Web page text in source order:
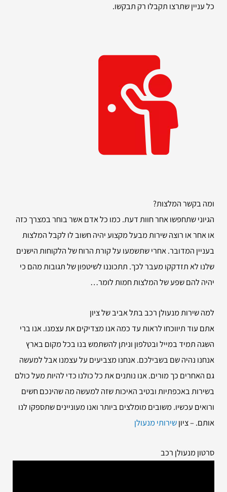
כל עניין שתרצו תקבלו רק תבקשו.
ומה בקשר המלצות?
הגיוני שתחפשו אחר חוות דעת. כמו כל אדם אשר בוחר במצרך כזה
או אחר או רוצה שירות מבעל מקצוע יהיה חשוב לו לקבל המלצות
בעניין המדובר. אחרי שתשמעו על קורת הרוח של הלקוחות הישנים
שלנו לא תזדקקו מעבר לכך. תתכוננו לשיטפון של תגובות מהם כי
יהיה להם שפע של המלצות חמות לומר…
למה שירותמנעולן רכב בתל אביב של ציון
אתם עוד תיווכחו לראות עד כמה אנו מצדיקים את עצמנו. אנו ברי
השגה תמיד במייל ובטלפון וניתן להשתמש בנו בכל מקום בארץ
אנחנו נהיה שם בשבילכם. אנחנו מצביעים על עצמנו אבל למעשה
גם האחרים כך מורים. אנו נותנים את כל כולנו כדי להיות מעל כולם
בשירות באכפתיות ובטיב האיכות שזה למעשה מה שהינכם חשים
ורואים עכשיו. משובים מומלצים ביותר ואנו מעוניינים שתספקו לנו
אותם. – ציוןשירותי מנעולן
סרטון מנעולן רכב